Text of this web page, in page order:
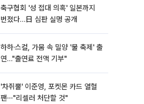
축구협회 '성 접대 의혹' 일본까지
번졌다…日 심판 실명 공개
하하·스컬, 가뭄 속 밀양 '물 축제' 출
연…"출연료 전액 기부"
'차쥐뿔' 이준영, 포켓몬 카드 열혈
팬⋯"리셀러 처단할 것"